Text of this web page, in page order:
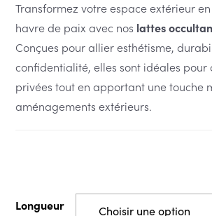
Transformez votre espace extérieur
havre de paix avec nos lattes
Conçues pour allier esthétisme,
confidentialité, elles sont idéales pour
privées tout en apportant une touche
aménagements extérieurs.
Longueur